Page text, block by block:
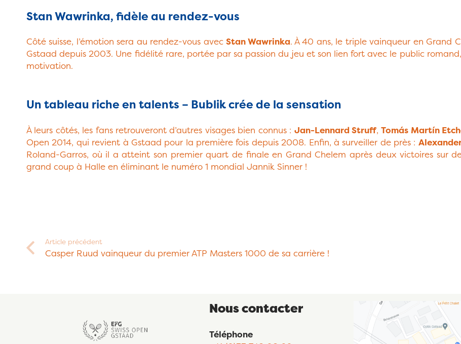
Stan Wawrinka, fidèle au rendez-vous
Côté suisse, l’émotion sera au rendez-vous avecStan Wawrinka. À 40 ans, le triple vainqueur en Grand
Gstaad depuis 2003. Une fidélité rare, portée par sa passion du jeu et son lien fort avec le public
motivation.
Un tableau riche en talents – Bublik crée de la sensation
À leurs côtés, les fans retrouveront d’autres visages bien connus : Jan-Lennard Struff,Tomás Martín
Open 2014, qui revient à Gstaad pour la première fois depuis 2008. Enfin, à surveiller de près :
Roland-Garros, où il a atteint son premier quart de finale en Grand Chelem après deux victoires sur
grand coup à Halle en éliminant le numéro 1 mondial Jannik Sinner !
Article précédent
Casper Ruud vainqueur du premier ATP Masters 1000 de sa carrière !
Nous contacter
Téléphone